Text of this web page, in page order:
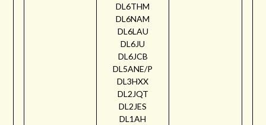
DL6THM
DL6NAM
DL6LAU
DL6JU
DL6JCB
DL5ANE/P
DL3HXX
DL2JQT
DL2JES
DL1AH